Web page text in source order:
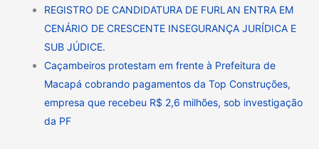
REGISTRO DE CANDIDATURA DE FURLAN ENTRA EM
CENÁRIO DE CRESCENTE INSEGURANÇA JURÍDICA E
SUB JÚDICE.
Caçambeiros protestam em frente à Prefeitura de
Macapá cobrando pagamentos da Top Construções,
empresa que recebeu R$ 2,6 milhões, sob investigação
da PF